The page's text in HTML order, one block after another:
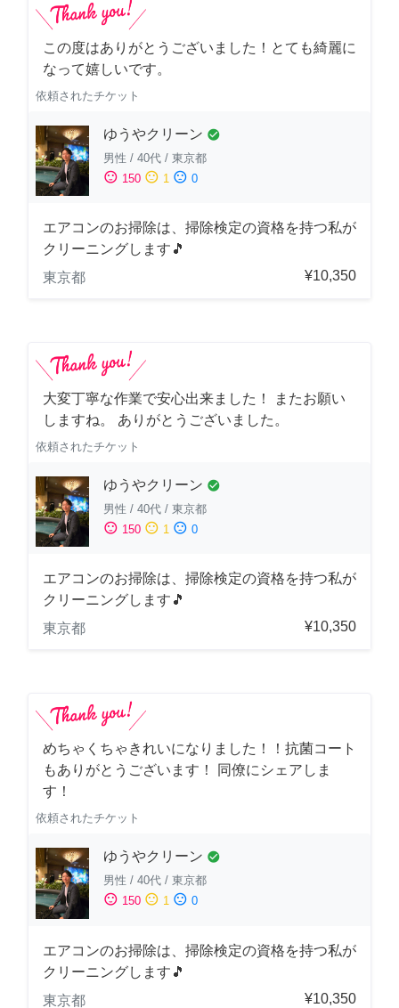
この度はありがとうございました！とても綺麗に
なって嬉しいです。
依頼されたチケット
ゆうやクリーン check_circle
男性 / 40代 / 東京都
sentiment_satisfied 150 sentiment_neutral 1 sentiment_dissatisfied 0
エアコンのお掃除は、掃除検定の資格を持つ私が
クリーニングします🎵
東京都
¥10,350
大変丁寧な作業で安心出来ました！ またお願い
しますね。 ありがとうございました。
依頼されたチケット
ゆうやクリーン check_circle
男性 / 40代 / 東京都
sentiment_satisfied 150 sentiment_neutral 1 sentiment_dissatisfied 0
エアコンのお掃除は、掃除検定の資格を持つ私が
クリーニングします🎵
東京都
¥10,350
めちゃくちゃきれいになりました！！抗菌コート
もありがとうございます！ 同僚にシェアしま
す！
依頼されたチケット
ゆうやクリーン check_circle
男性 / 40代 / 東京都
sentiment_satisfied 150 sentiment_neutral 1 sentiment_dissatisfied 0
エアコンのお掃除は、掃除検定の資格を持つ私が
クリーニングします🎵
東京都
¥10,350